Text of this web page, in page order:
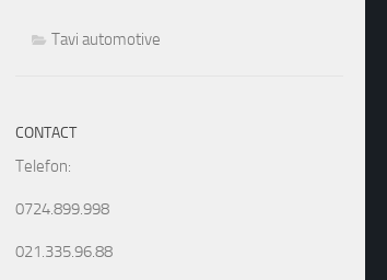
Tavi automotive
CONTACT
Telefon:
0724.899.998
021.335.96.88